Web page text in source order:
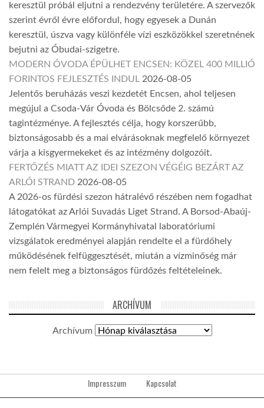
keresztül próbál eljutni a rendezvény területére. A szervezők
szerint évről évre előfordul, hogy egyesek a Dunán
keresztül, úszva vagy különféle vízi eszközökkel szeretnének
bejutni az Óbudai-szigetre.
MODERN ÓVODA ÉPÜLHET ENCSEN: KÖZEL 400 MILLIÓ
FORINTOS FEJLESZTÉS INDUL 2026-08-05
Jelentős beruházás veszi kezdetét Encsen, ahol teljesen
megújul a Csoda-Vár Óvoda és Bölcsőde 2. számú
tagintézménye. A fejlesztés célja, hogy korszerűbb,
biztonságosabb és a mai elvárásoknak megfelelő környezet
várja a kisgyermekeket és az intézmény dolgozóit.
FERTŐZÉS MIATT AZ IDEI SZEZON VÉGÉIG BEZÁRT AZ
ARLÓI STRAND 2026-08-05
A 2026-os fürdési szezon hátralévő részében nem fogadhat
látogatókat az Arlói Suvadás Liget Strand. A Borsod-Abaúj-
Zemplén Vármegyei Kormányhivatal laboratóriumi
vizsgálatok eredményei alapján rendelte el a fürdőhely
működésének felfüggesztését, miután a vízminőség már
nem felelt meg a biztonságos fürdőzés feltételeinek.
ARCHÍVUM
Archívum
Impresszum Kapcsolat